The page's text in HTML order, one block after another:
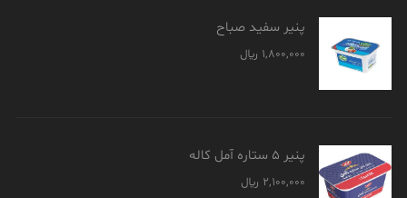
پنیر سفید صباح
1,800,000 ﷼
پنیر 5 ستاره آمل کاله
2,100,000 ﷼